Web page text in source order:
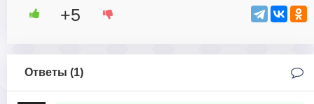
+5
Ответы (1)